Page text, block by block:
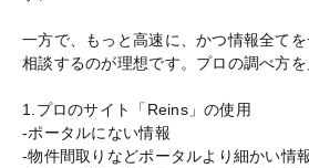
一方で、もっと高速に、かつ情報全て
相談するのが理想です。プロの調べ方を
1.プロのサイト「Reins」の使用
-ポータルにない情報
-物件間取りなどポータルより細かい情